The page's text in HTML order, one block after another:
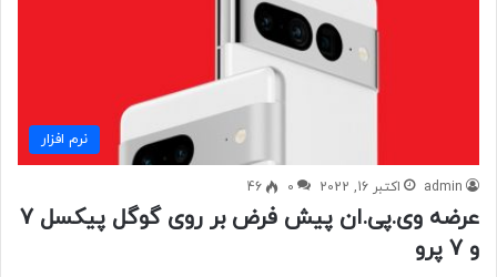
نرم افزار
admin اکتبر 16, 2022 0
46
عرضه وی.پی.ان پیش فرض بر روی گوگل پیکسل 7
و 7 پرو